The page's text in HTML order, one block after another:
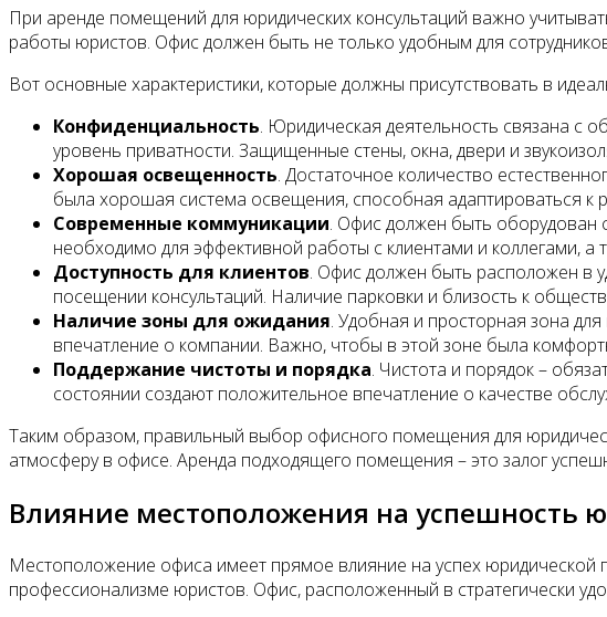
При аренде помещений для юридических консультаций важно
работы юристов. Офис должен быть не только удобным для
Вот основные характеристики, которые должны присутствовать в
Конфиденциальность. Юридическая деятельность связана с
уровень приватности. Защищенные стены, окна, двери и
Хорошая освещенность. Достаточное количество
была хорошая система освещения, способная адаптироваться к
Современные коммуникации. Офис должен быть оборудован
необходимо для эффективной работы с клиентами и коллегами,
Доступность для клиентов. Офис должен быть расположен в
посещении консультаций. Наличие парковки и близость к
Наличие зоны для ожидания. Удобная и просторная зона
впечатление о компании. Важно, чтобы в этой зоне была
Поддержание чистоты и порядка. Чистота и порядок –
состоянии создают положительное впечатление о качестве
Таким образом, правильный выбор офисного помещения для
атмосферу в офисе. Аренда подходящего помещения – это залог
Влияние местоположения на успешность
Местоположение офиса имеет прямое влияние на успех юридической
профессионализме юристов. Офис, расположенный в стратегически